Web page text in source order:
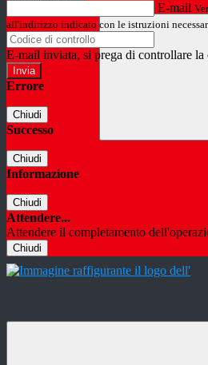
E-mail
all'indirizzo indicato con le istruzioni
E-mail inviata, si prega di controllare la
Errore
Chiudi
Successo
Chiudi
Informazione
Chiudi
Attendere...
Attendere il completamento
Chiudi